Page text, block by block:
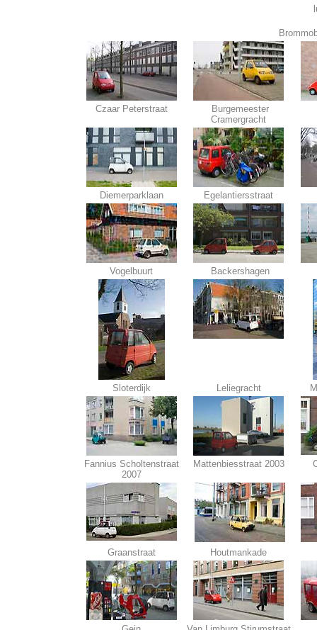
Czaar Peterstraat
Burgemeester
Cramergracht
Diemerparklaan Egelantiersstraat
Vogelbuurt Backershagen
Sloterdijk Leliegracht
Fannius Scholtenstraat
2007
Mattenbiesstraat 2003
Graanstraat Houtmankade